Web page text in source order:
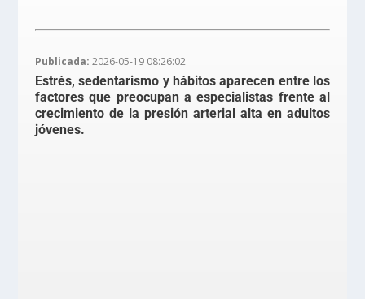
Publicada: 2026-05-19 08:26:02
Estrés, sedentarismo y hábitos aparecen entre los
factores que preocupan a especialistas frente al
crecimiento de la presión arterial alta en adultos
jóvenes.